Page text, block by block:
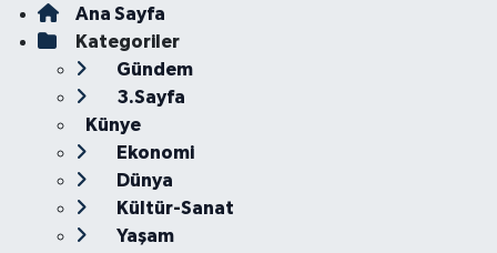
Ana Sayfa
Kategoriler
Gündem
3.Sayfa
Künye
Ekonomi
Dünya
Kültür-Sanat
Yaşam